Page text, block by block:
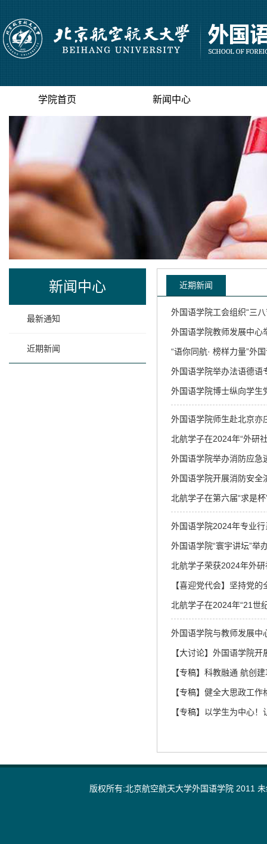
学院首页 新闻中心
新闻中心
最新通知
近期新闻
近期新闻
外国语学院工会组织“三
外国语学院教师发展中心
“语你同航· 榜样力量”外
外国语学院举办法语德语
外国语学院博士纵向学生
外国语学院师生赴北京亦
北航学子在2024年“外研
外国语学院举办消防应急
外国语学院开展消防安全
北航学子在第六届“求是
外国语学院2024年专业
外国语学院“寰宇讲坛”举
北航学子荣获2024年外
【喜迎党代会】坚持党
北航学子在2024年“21世
外国语学院与教师发展中
【大讨论】外国语学院
【专稿】科教融通 航创
【专稿】健全大思政工
【专稿】以学生为中心
版权所有:北京航空航天大学外国语学院 2011